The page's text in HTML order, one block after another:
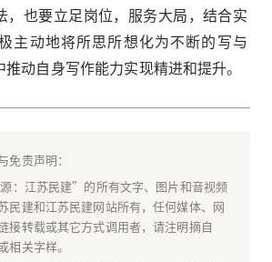
，也要立足岗位，服务大局，结合实
主动地将所思所想化为不断的写与
动自身写作能力实现精进和提升。
免责声明：
：江苏民建”的所有文字、图片和音视频
民建和江苏民建网站所有，任何媒体、网
接转载或其它方式调用者，请注明摘自
关字样。